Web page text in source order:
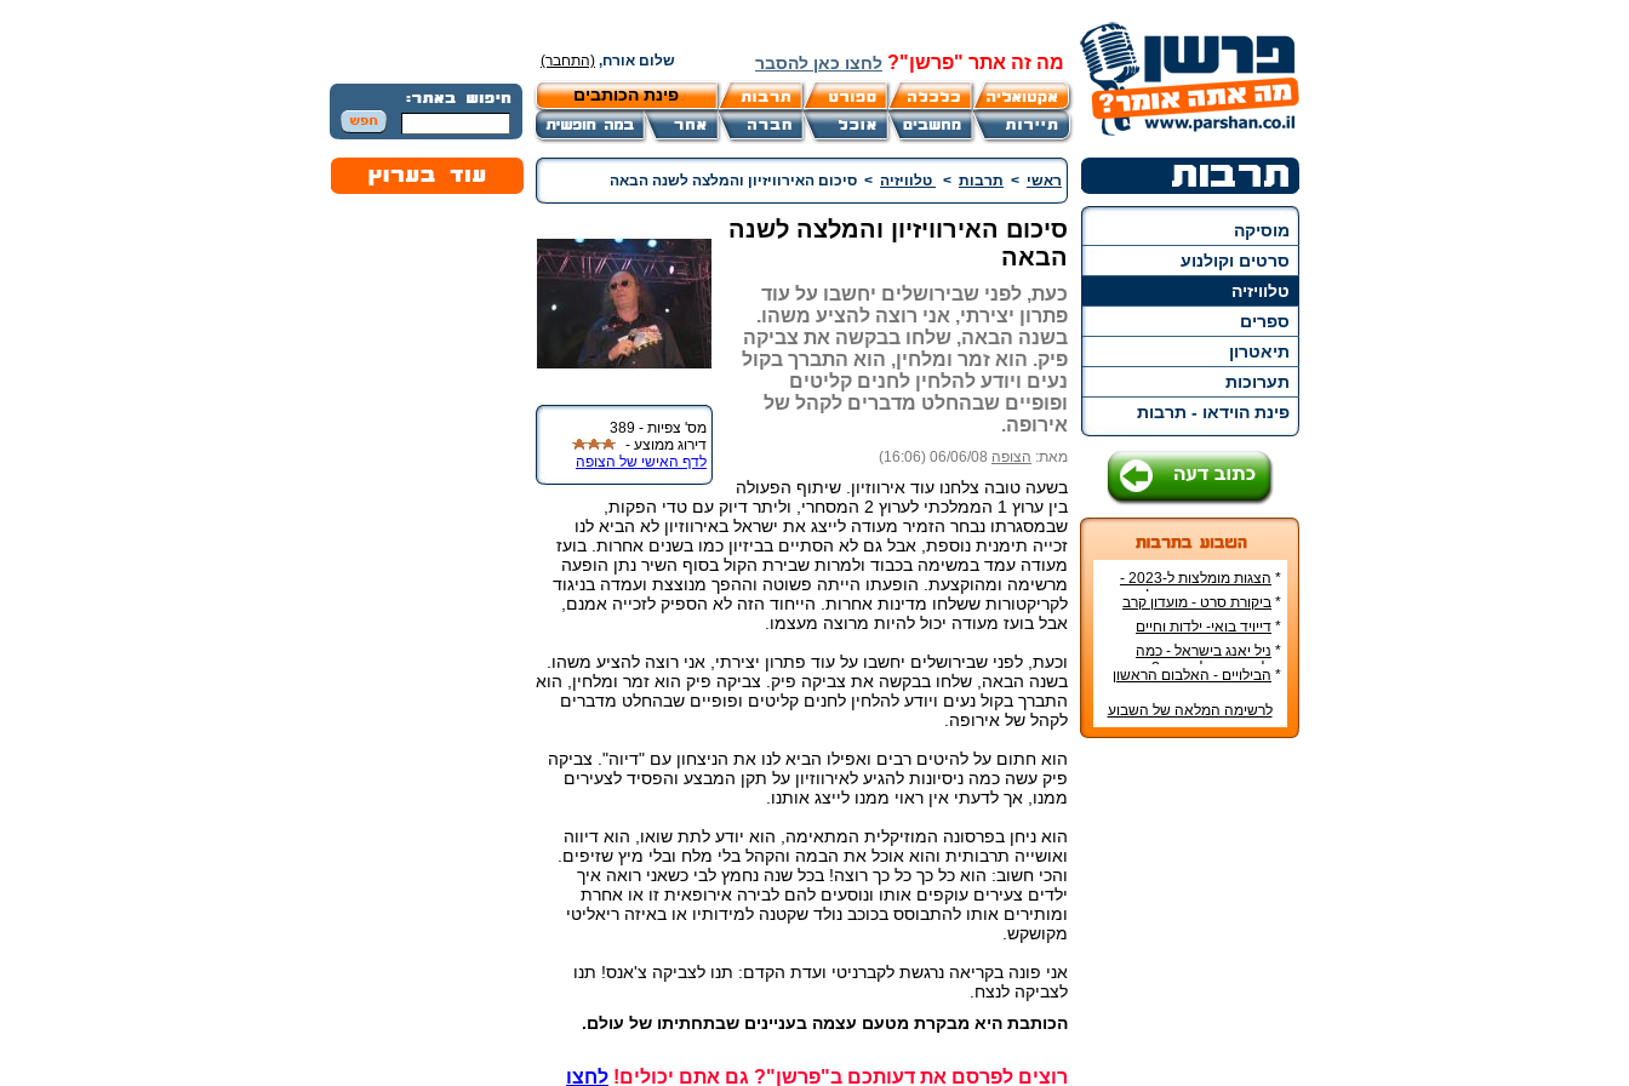
מה זה אתר "פרשן"? לחצו כאן להסבר שלום אורח, (התחבר)
פינת הכותבים
מוסיקה
סרטים וקולנוע
טלוויזיה
ספרים
תיאטרון
תערוכות
פינת הוידאו - תרבות
*
הצגות מומלצות ל-2023 -
הרשימה הטובה ביותר!
* ביקורת סרט - מועדון קרב
* דייויד בואי- ילדות וחיים
אישיים
* ניל יאנג בישראל - כמה
עולה כרטיס להופעה?
* הבילויים - האלבום הראשון
לרשימה המלאה של השבוע
ראשי > תרבות > טלוויזיה > סיכום האירוויזיון והמלצה לשנה הבאה
מס' צפיות - 389
דירוג ממוצע -
לדף האישי של הצופה
סיכום האירוויזיון והמלצה לשנה
הבאה
כעת, לפני שבירושלים יחשבו על עוד
פתרון יצירתי, אני רוצה להציע משהו.
בשנה הבאה, שלחו בבקשה את צביקה
פיק. הוא זמר ומלחין, הוא התברך בקול
נעים ויודע להלחין לחנים קליטים
ופופיים שבהחלט מדברים לקהל של
אירופה.
מאת: הצופה 06/06/08 (16:06)
בשעה טובה צלחנו עוד אירווזיון. שיתוף הפעולה
בין ערוץ 1 הממלכתי לערוץ 2 המסחרי, וליתר דיוק עם טדי הפקות,
שבמסגרתו נבחר הזמיר מעודה לייצג את ישראל באירווזיון לא הביא לנו
זכייה תימנית נוספת, אבל גם לא הסתיים בביזיון כמו בשנים אחרות. בועז
מעודה עמד במשימה בכבוד ולמרות שבירת הקול בסוף השיר נתן הופעה
מרשימה ומהוקצעת. הופעתו הייתה פשוטה וההפך מנוצצת ועמדה בניגוד
לקריקטורות ששלחו מדינות אחרות. הייחוד הזה לא הספיק לזכייה אמנם,
אבל בועז מעודה יכול להיות מרוצה מעצמו.
וכעת, לפני שבירושלים יחשבו על עוד פתרון יצירתי, אני רוצה להציע משהו.
בשנה הבאה, שלחו בבקשה את צביקה פיק. צביקה פיק הוא זמר ומלחין, הוא
התברך בקול נעים ויודע להלחין לחנים קליטים ופופיים שבהחלט מדברים
לקהל של אירופה.
הוא חתום על להיטים רבים ואפילו הביא לנו את הניצחון עם "דיוה". צביקה
פיק עשה כמה ניסיונות להגיע לאירווזיון על תקן המבצע והפסיד לצעירים
ממנו, אך לדעתי אין ראוי ממנו לייצג אותנו.
הוא ניחן בפרסונה המוזיקלית המתאימה, הוא יודע לתת שואו, הוא דיווה
ואושייה תרבותית והוא אוכל את הבמה והקהל בלי מלח ובלי מיץ שזיפים.
והכי חשוב: הוא כל כך כל כך רוצה! בכל שנה נחמץ לבי כשאני רואה איך
ילדים צעירים עוקפים אותו ונוסעים להם לבירה אירופאית זו או אחרת
ומותירים אותו להתבוסס בכוכב נולד שקטנה למידותיו או באיזה ריאליטי
מקושקש.
אני פונה בקריאה נרגשת לקברניטי ועדת הקדם: תנו לצביקה צ'אנס! תנו
לצביקה לנצח.
הכותבת היא מבקרת מטעם עצמה בעניינים שבתחתיתו של עולם.
רוצים לפרסם את דעותכם ב"פרשן"? גם אתם יכולים! לחצו